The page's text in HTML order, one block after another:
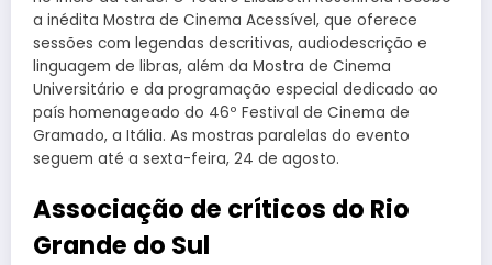
a inédita Mostra de Cinema Acessível, que oferece
sessões com legendas descritivas, audiodescrição e
linguagem de libras, além da Mostra de Cinema
Universitário e da programação especial dedicado ao
país homenageado do 46º Festival de Cinema de
Gramado, a Itália. As mostras paralelas do evento
seguem até a sexta-feira, 24 de agosto.
Associação de críticos do Rio
Grande do Sul